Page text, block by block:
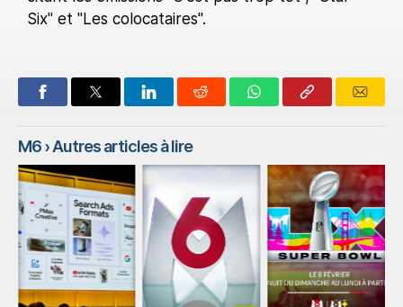
Six" et "Les colocataires".
M6› Autres articles à lire